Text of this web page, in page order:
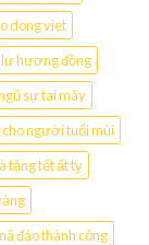
dong viet
lư hương đồng
sự tai mây
người tuổi mùi
tặng tết ất tỵ
đáo thành công